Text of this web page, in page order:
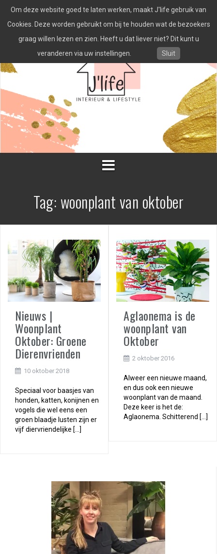
naar
inhoud
Tag: woonplant van oktober
Nieuws |
Woonplant
Oktober: Groene
Dierenvrienden
10 oktober 2018
Speciaal voor baasjes van
honden, katten, konijnen en
vogels die wel eens een
groen blaadje lusten zijn er
vijf diervriendelijke […]
Aglaonema is de
woonplant van
Oktober
2 oktober 2016
Alweer een nieuwe maand,
en dus ook een nieuwe
woonplant van de maand.
Deze keer is het de:
Aglaonema. Schitterend […]
Om deze website goed te laten werken, maakt J'life gebruik van
Cookies. Deze worden gebruikt om bij te houden wat de bezoekers
graag willen lezen en zien. Heeft u dat liever niet? Dit kunt u
veranderen via uw instellingen.
Sluit